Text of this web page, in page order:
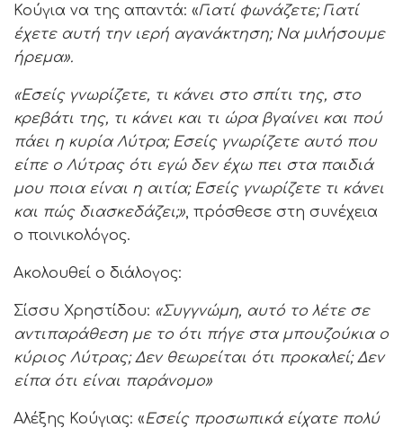
Κούγια να της απαντά: «Γιατί φωνάζετε; Γιατί
έχετε αυτή την ιερή αγανάκτηση; Να μιλήσουμε
ήρεμα».
«Εσείς γνωρίζετε, τι κάνει στο σπίτι της, στο
κρεβάτι της, τι κάνει και τι ώρα βγαίνει και πού
πάει η κυρία Λύτρα; Εσείς γνωρίζετε αυτό που
είπε ο Λύτρας ότι εγώ δεν έχω πει στα παιδιά
μου ποια είναι η αιτία; Εσείς γνωρίζετε τι κάνει
και πώς διασκεδάζει;» , πρόσθεσε στη συνέχεια
ο ποινικολόγος.
Ακολουθεί ο διάλογος:
Σίσσυ Χρηστίδου: «Συγγνώμη, αυτό το λέτε σε
αντιπαράθεση με το ότι πήγε στα μπουζούκια ο
κύριος Λύτρας; Δεν θεωρείται ότι προκαλεί; Δεν
είπα ότι είναι παράνομο»
Αλέξης Κούγιας: «Εσείς προσωπικά είχατε πολύ